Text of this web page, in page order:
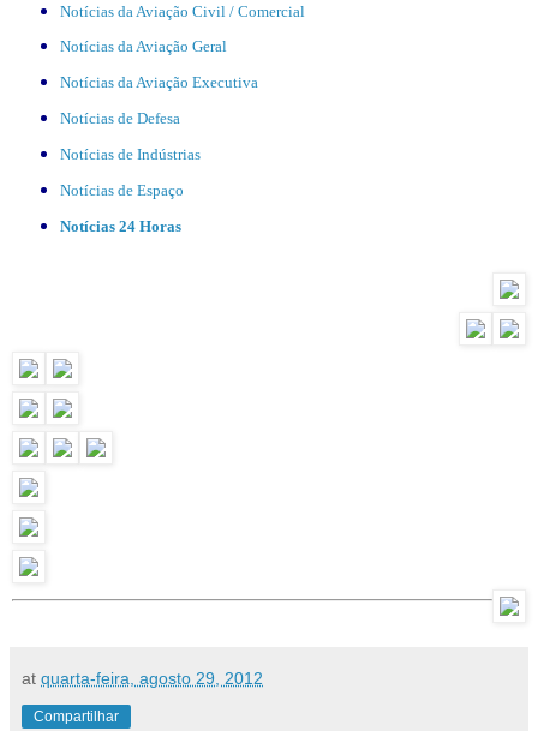
Notícias da Aviação Civil / Comercial
Notícias da Aviação Geral
Notícias da Aviação Executiva
Notícias de Defesa
Notícias de Indústrias
Notícias de Espaço
Notícias 24 Horas
at quarta-feira, agosto 29, 2012
Compartilhar